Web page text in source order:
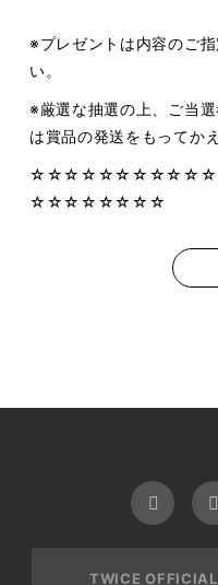
※プレゼントは内容のご
い。
※厳選な抽選の上、ご当
は賞品の発送をもってか
☆☆☆☆☆☆☆☆
TWICE